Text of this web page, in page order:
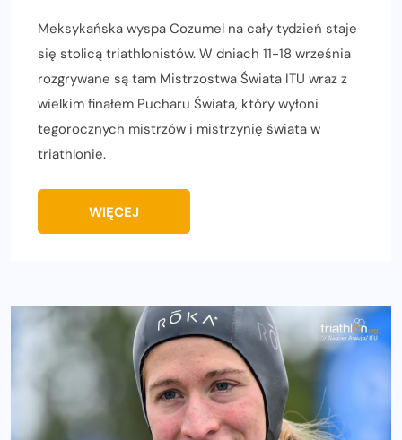
Meksykańska wyspa Cozumel na cały tydzień staje
się stolicą triathlonistów. W dniach 11-18 września
rozgrywane są tam Mistrzostwa Świata ITU wraz z
wielkim finałem Pucharu Świata, który wyłoni
tegorocznych mistrzów i mistrzynię świata w
triathlonie.
WIĘCEJ